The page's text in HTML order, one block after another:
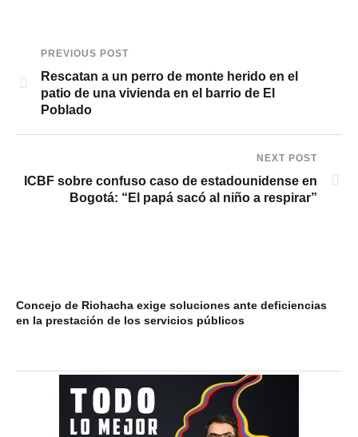
PREVIOUS POST
Rescatan a un perro de monte herido en el
patio de una vivienda en el barrio de El
Poblado
NEXT POST
ICBF sobre confuso caso de estadounidense en
Bogotá: “El papá sacó al niño a respirar”
Concejo de Riohacha exige soluciones ante deficiencias
en la prestación de los servicios públicos